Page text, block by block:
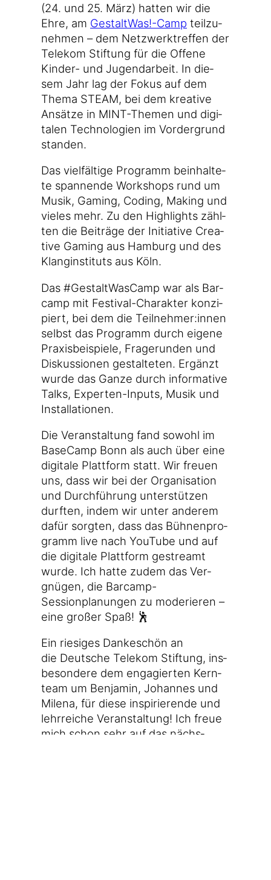
(24. und 25. März) hat­ten wir die
Ehre, am GestaltWas!-Camp teil­zu­
neh­men – dem Netz­werktref­fen der
Tele­kom Stif­tung für die Offe­ne
Kinder- und Jugend­ar­beit. In die­
sem Jahr lag der Fokus auf dem
The­ma STEAM, bei dem krea­ti­ve
Ansät­ze in MINT-Themen und digi­
ta­len Tech­no­lo­gien im Vor­der­grund
standen.
Das viel­fäl­ti­ge Pro­gramm beinhal­te­
te span­nen­de Work­shops rund um
Musik, Gam­ing, Coding, Making und
vie­les mehr. Zu den High­lights zähl­
ten die Bei­trä­ge der Initia­ti­ve Crea­
ti­ve Gam­ing aus Ham­burg und des
Klang­in­sti­tuts aus Köln.
Das #Gestalt­Was­Camp war als Bar­
camp mit Festival-Charakter kon­zi­
piert, bei dem die Teilnehmer:innen
selbst das Pro­gramm durch eige­ne
Pra­xis­bei­spie­le, Fra­ge­run­den und
Dis­kus­sio­nen gestal­te­ten. Ergänzt
wur­de das Gan­ze durch infor­ma­ti­ve
Talks, Experten-Inputs, Musik und
Installationen.
Die Ver­an­stal­tung fand sowohl im
Base­Camp Bonn als auch über eine
digi­ta­le Platt­form statt. Wir freu­en
uns, dass wir bei der Orga­ni­sa­ti­on
und Durch­füh­rung unter­stüt­zen
durf­ten, indem wir unter ande­rem
dafür sorg­ten, dass das Büh­nen­pro­
gramm live nach You­Tube und auf
die digi­ta­le Platt­form gestreamt
wur­de. Ich hat­te zudem das Ver­
gnü­gen, die Barcamp-
Sessionplanungen zu mode­rie­ren –
eine gro­ßer Spaß! 🕺
Ein rie­si­ges Dan­ke­schön an
die Deut­sche Tele­kom Stif­tung, ins­
be­son­de­re dem enga­gier­ten Kern­
team um Ben­ja­min, Johan­nes und
Mile­na, für die­se inspi­rie­ren­de und
lehr­rei­che Ver­an­stal­tung! Ich freue
mich schon sehr auf das nächs­